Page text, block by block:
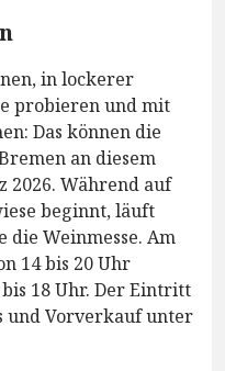
in lockerer
probieren und mit
Das können die
an diesem
2026. Während auf
beginnt, läuft
die Weinmesse. Am
14 bis 20 Uhr
18 Uhr. Der Eintritt
und Vorverkauf unter